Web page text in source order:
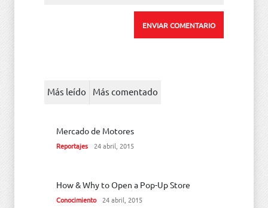
Más leído Más comentado
Mercado de Motores
Reportajes 24 abril, 2015
How & Why to Open a Pop-Up Store
Conocimiento 24 abril, 2015